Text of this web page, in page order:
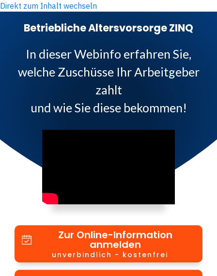
Direkt zum Inhalt wechseln
Betriebliche Altersvorsorge ZINQ
In dieser Webinfo erfahren Sie,
welche Zuschüsse Ihr Arbeitgeber
zahlt
und wie Sie diese bekommen!
Zur Online-Information
anmelden
unverbindlich - kostenfrei